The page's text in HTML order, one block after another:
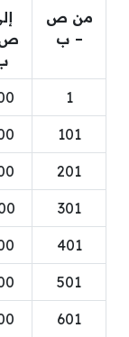
من ص
– ب
ص
1
101
201
301
401
501
601